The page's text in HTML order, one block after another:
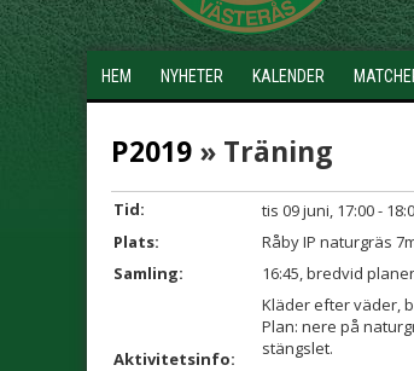
HEM NYHETER KALENDER
P2019 » Träning
Tid:
tis 09 juni, 17:00 -
Plats:
Råby IP naturgräs
Samling:
16:45, bredvid
Aktivitetsinfo:
Kläder efter väder,
Plan: nere på
stängslet.